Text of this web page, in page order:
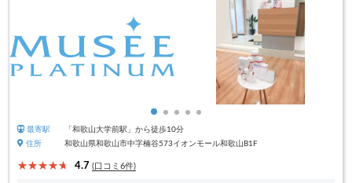
最寄駅
「和歌山大学前駅」から徒歩10分
住所
和歌山県和歌山市中字楠谷573イオンモール和歌山B1F
4.7 (口コミ6件)